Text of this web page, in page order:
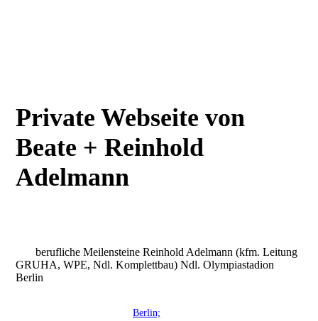
Private Webseite von
Beate + Reinhold
Adelmann
berufliche Meilensteine Reinhold Adelmann (kfm. Leitung
GRUHA, WPE, Ndl. Komplettbau) Ndl. Olympiastadion
Berlin
Berlin;